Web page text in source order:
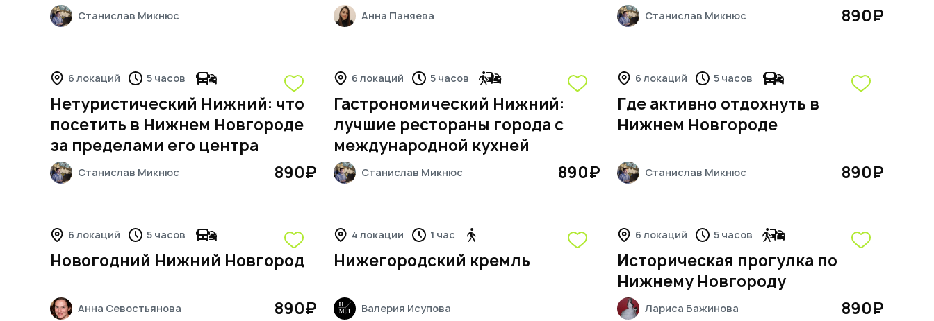
Станислав Микнюс Анна Паняева Станислав Микнюс 890₽
6 локаций 5 часов
Нетуристический Нижний: что
посетить в Нижнем Новгороде
за пределами его центра
Станислав Микнюс 890₽
6 локаций 5 часов
Гастрономический Нижний:
лучшие рестораны города с
международной кухней
Станислав Микнюс 890₽
6 локаций 5 часов
Где активно отдохнуть в
Нижнем Новгороде
Станислав Микнюс 890₽
6 локаций 5 часов
Новогодний Нижний Новгород
Анна Севостьянова 890₽
4 локации 1 час
Нижегородский кремль
Валерия Исупова
6 локаций 5 часов
Историческая прогулка по
Нижнему Новгороду
Лариса Бажинова 890₽